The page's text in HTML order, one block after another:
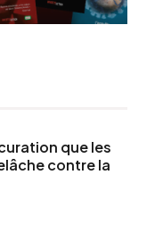
que les
contre la